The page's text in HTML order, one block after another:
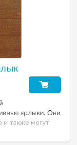
ярлыки. Они
и также могут